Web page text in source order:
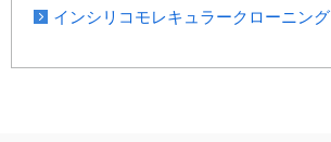
インシリコモレキュラークローニング